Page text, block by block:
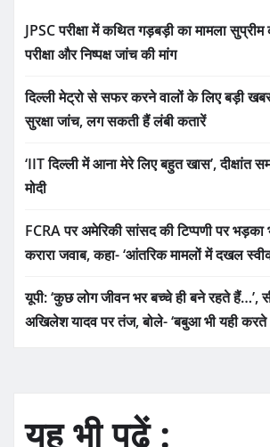
JPSC परीक्षा में कथित गड़बड़ी का मामला सुप्रीम
परीक्षा और निष्पक्ष जांच की मांग
दिल्ली मेट्रो से सफर करने वालों के लिए बड़ी
सुरक्षा जांच, लग सकती हैं लंबी कतारें
‘IIT दिल्ली में आना मेरे लिए बहुत खास’, दीक्षांत
मोदी
FCRA पर अमेरिकी सांसद की टिप्पणी पर भड़का
करारा जवाब, कहा- ‘आंतरिक मामलों में दखल
यूपी: ‘कुछ लोग जीवन भर बच्चे ही बने रहते हैं…’,
अखिलेश यादव पर तंज, बोले- ‘बबुआ भी यही
यह भी पढ़ें :